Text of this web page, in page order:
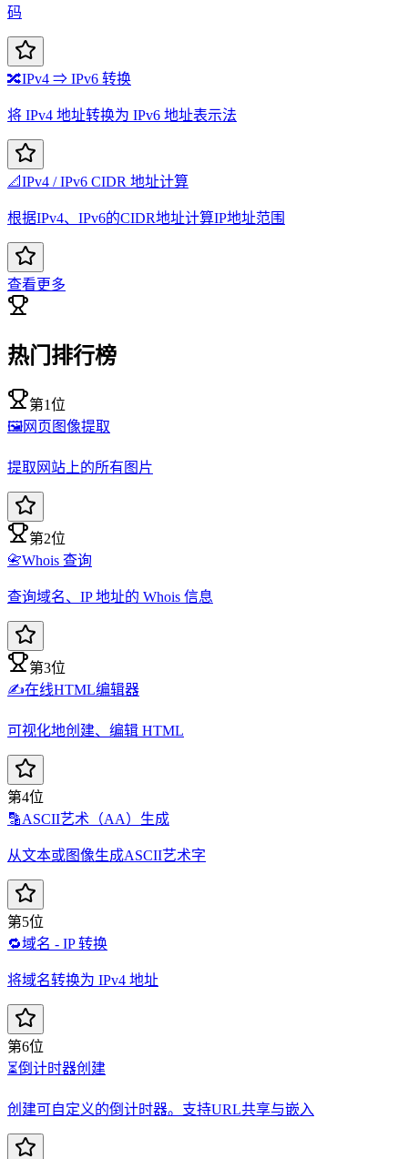
码
🔀IPv4 ⇒ IPv6 转换
将 IPv4 地址转换为 IPv6 地址表示法
📐IPv4 / IPv6 CIDR 地址计算
根据IPv4、IPv6的CIDR地址计算IP地址范围
查看更多
热门排行榜
第1位
🖼️网页图像提取
提取网站上的所有图片
第2位
📇Whois 查询
查询域名、IP 地址的 Whois 信息
第3位
✍️在线HTML编辑器
可视化地创建、编辑 HTML
第4位
🔡ASCII艺术（AA）生成
从文本或图像生成ASCII艺术字
第5位
🔁域名 - IP 转换
将域名转换为 IPv4 地址
第6位
⏳倒计时器创建
创建可自定义的倒计时器。支持URL共享与嵌入